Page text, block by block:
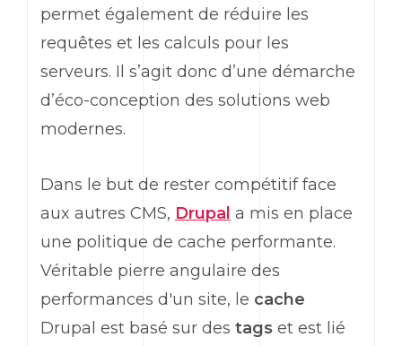
permet également de réduire les
requêtes et les calculs pour les
serveurs. Il s’agit donc d’une démarche
d’éco-conception des solutions web
modernes.
Dans le but de rester compétitif face
aux autres CMS, Drupal a mis en place
une politique de cache performante.
Véritable pierre angulaire des
performances d'un site, le cache
Drupal est basé sur des tags et est lié